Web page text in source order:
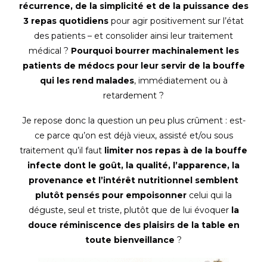
récurrence, de la simplicité et de la puissance des
3 repas quotidiens pour agir positivement sur l’état
des patients – et consolider ainsi leur traitement
médical ? Pourquoi bourrer machinalement les
patients de médocs pour leur servir de la bouffe
qui les rend malades, immédiatement ou à
retardement ?
Je repose donc la question un peu plus crûment : est-
ce parce qu’on est déjà vieux, assisté et/ou sous
traitement qu’il faut limiter nos repas à de la bouffe
infecte dont le goût, la qualité, l’apparence, la
provenance et l’intérêt nutritionnel semblent
plutôt pensés pour empoisonner celui qui la
déguste, seul et triste, plutôt que de lui évoquer la
douce réminiscence des plaisirs de la table en
toute bienveillance ?